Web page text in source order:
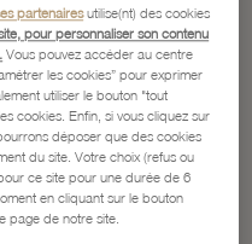
partenairesutilise(nt) des cookies
pour personnaliser son contenu
Vous pouvez accéder au centre
les cookies” pour exprimer
utiliser le bouton "tout
cookies. Enfin, si vous cliquez sur
déposer que des cookies
du site. Votre choix (refus ou
ce site pour une durée de 6
en cliquant sur le bouton
page de notre site.